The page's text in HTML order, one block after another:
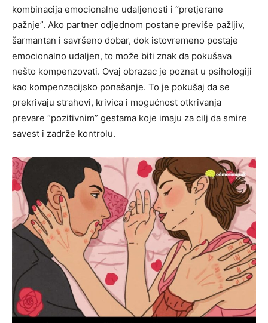
kombinacija emocionalne udaljenosti i “pretjerane
pažnje”. Ako partner odjednom postane previše pažljiv,
šarmantan i savršeno dobar, dok istovremeno postaje
emocionalno udaljen, to može biti znak da pokušava
nešto kompenzovati. Ovaj obrazac je poznat u psihologiji
kao kompenzacijsko ponašanje. To je pokušaj da se
prekrivaju strahovi, krivica i mogućnost otkrivanja
prevare “pozitivnim” gestama koje imaju za cilj da smire
savest i zadrže kontrolu.